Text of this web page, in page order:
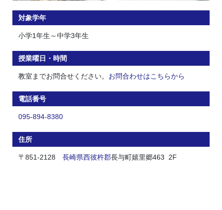
対象学年
小学1年生～中学3年生
授業曜日・時間
教室までお問合せください。 お問合わせはこちらから
電話番号
095-894-8380
住所
〒851-2128 長崎県西彼杵郡長与町嬉里郷463 2F